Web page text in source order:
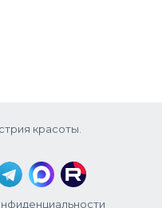
красоты.